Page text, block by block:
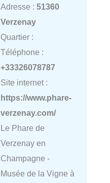
Adresse : 51360
Verzenay
Quartier :
Téléphone :
+33326078787
Site internet :
https://www.phare-
verzenay.com/
Le Phare de
Verzenay en
Champagne -
Musée de la Vigne à